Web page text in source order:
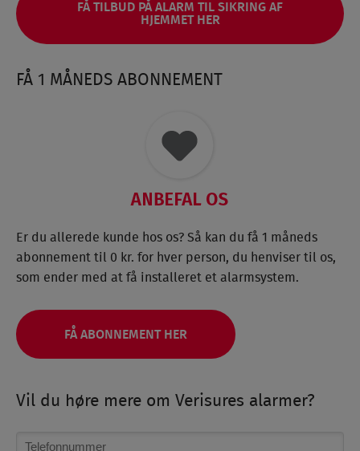
FÅ TILBUD PÅ ALARM TIL SIKRING AF
HJEMMET HER
FÅ 1 MÅNEDS ABONNEMENT
Er du allerede kunde hos os? Så kan du få 1 måneds
abonnement til 0 kr. for hver person, du henviser til os,
som ender med at få installeret et alarmsystem.
FÅ ABONNEMENT HER
Vil du høre mere om Verisures alarmer?